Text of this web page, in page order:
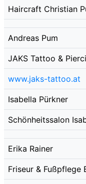
Haircraft Christian
Andreas Pum
JAKS Tattoo &
www.jaks-tattoo.at
Isabella Pürkner
Schönheitssalon
Erika Rainer
Friseur & Fußpflege